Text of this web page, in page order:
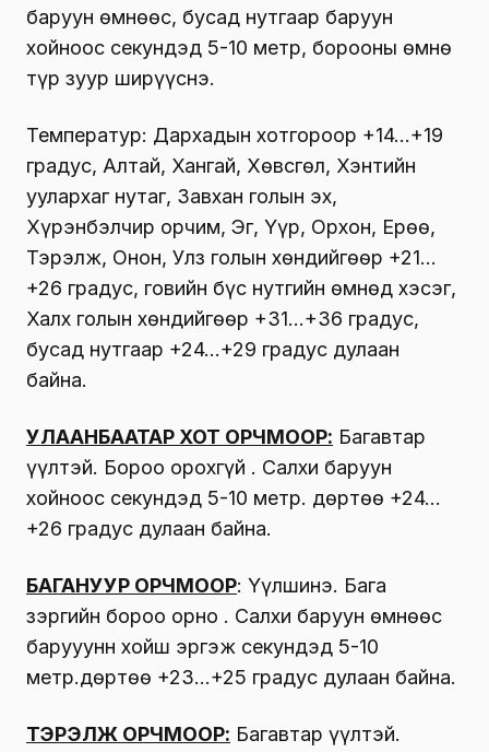
баруун өмнөөс, бусад нутгаар баруун
хойноос секундэд 5-10 метр, борооны өмнө
түр зуур ширүүснэ.
Температур: Дархадын хотгороор +14…+19
градус, Алтай, Хангай, Хөвсгөл, Хэнтийн
уулархаг нутаг, Завхан голын эх,
Хүрэнбэлчир орчим, Эг, Үүр, Орхон, Ерөө,
Тэрэлж, Онон, Улз голын хөндийгөөр +21…
+26 градус, говийн бүс нутгийн өмнөд хэсэг,
Халх голын хөндийгөөр +31…+36 градус,
бусад нутгаар +24…+29 градус дулаан
байна.
УЛААНБААТАР ХОТ ОРЧМООР: Багавтар
үүлтэй. Бороо орохгүй . Салхи баруун
хойноос секундэд 5-10 метр. Өдөртөө +24…
+26 градус дулаан байна.
БАГАНУУР ОРЧМООР: Үүлшинэ. Бага
зэргийн бороо орно . Салхи баруун өмнөөс
барууунн хойш эргэж секундэд 5-10
метр.Өдөртөө +23…+25 градус дулаан байна.
ТЭРЭЛЖ ОРЧМООР: Багавтар үүлтэй.